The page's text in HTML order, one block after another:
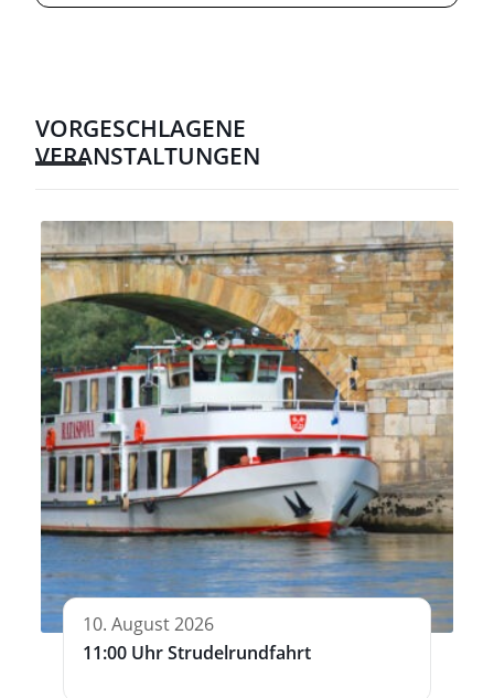
VORGESCHLAGENE
VERANSTALTUNGEN
10. August 2026
11:00 Uhr Strudelrundfahrt